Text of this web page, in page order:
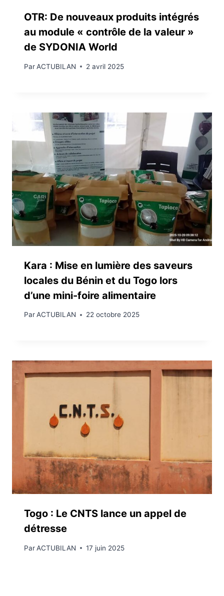
OTR: De nouveaux produits intégrés
au module « contrôle de la valeur »
de SYDONIA World
ParACTUBILAN 2 avril 2025
Kara : Mise en lumière des saveurs
locales du Bénin et du Togo lors
d’une mini-foire alimentaire
ParACTUBILAN 22 octobre 2025
Togo : Le CNTS lance un appel de
détresse
ParACTUBILAN 17 juin 2025